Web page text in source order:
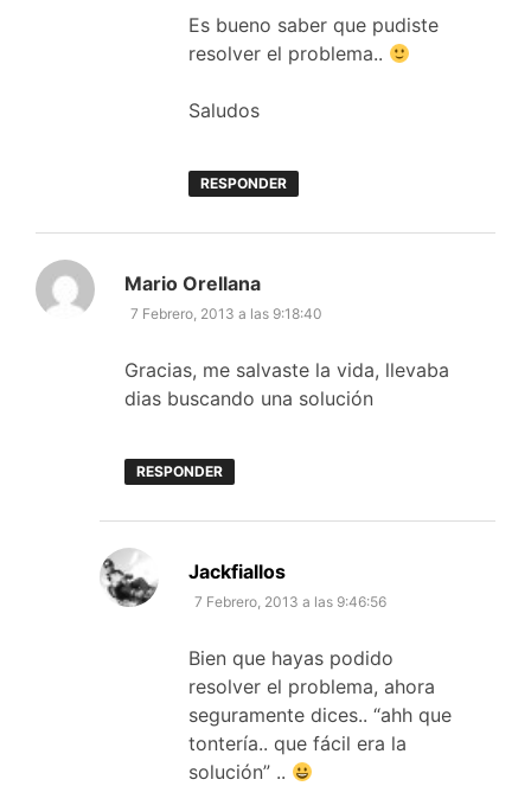
Es bueno saber que pudiste
resolver el problema..
Saludos
RESPONDER
Mario Orellana
7 Febrero, 2013 a las 9:18:40
Gracias, me salvaste la vida, llevaba
dias buscando una solución
RESPONDER
Jackfiallos
7 Febrero, 2013 a las 9:46:56
Bien que hayas podido
resolver el problema, ahora
seguramente dices.. “ahh que
tontería.. que fácil era la
solución” ..